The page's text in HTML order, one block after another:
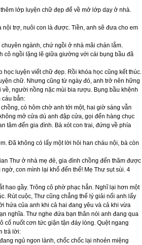
lớp luyện chữ đẹp để về mở lớp dạy ở nhà.
trợ, nuôi con là được. Tiền, anh sẽ đưa cho em
ngành, chứ ngồi ở nhà mãi chán lắm.
cô ngồi lặng lẽ giữa giường với cái bụng bầu đã
học luyện viết chữ đẹp. Rồi khóa học cũng kết thúc.
chữ. Nhưng cũng từ ngày đó, anh trở nên hững
người nồng nặc mùi bia rượu. Bụng bầu khệnh
cáu bẳn:
có hôm chờ anh tới một, hai giờ sáng vẫn
mở cửa dù anh đập cửa, gọi đến hàng chục
tâm đến gia đình. Bà xót con trai, đứng về phía
Đã không có lấy một lời hỏi han cháu nội, bà còn
Thư ở nhà mẹ đẻ, gia đình chồng đến thăm được
con mình lại khổ đến thế! Mẹ Thư sụt sùi. 4
hao gầy. Trông cô phờ phạc hẳn. Nghĩ lại hơn một
Rút cuộc, Thư cũng chẳng thể lý giải nổi anh lấy
hứa của anh khi cả hai đang yêu và cả khi vừa
nghĩa. Thư nghe đứa bạn thân nói anh đang qua
cố nuốt cơn tức giận tận đáy lòng. Quệt ngang
trả lời:
ngủ ngon lành, chốc chốc lại nhoẻn miệng